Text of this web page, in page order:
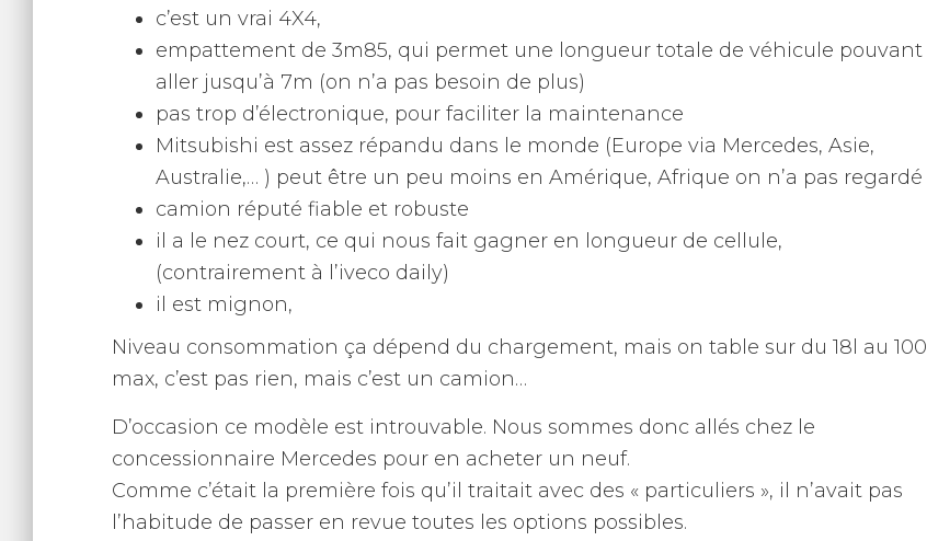
c’est un vrai 4X4,
empattement de 3m85, qui permet une longueur totale de véhicule pouvant
aller jusqu’à 7m (on n’a pas besoin de plus)
pas trop d’électronique, pour faciliter la maintenance
Mitsubishi est assez répandu dans le monde (Europe via Mercedes, Asie,
Australie,… ) peut être un peu moins en Amérique, Afrique on n’a pas regardé
camion réputé fiable et robuste
il a le nez court, ce qui nous fait gagner en longueur de cellule,
(contrairement à l’iveco daily)
il est mignon,
Niveau consommation ça dépend du chargement, mais on table sur du 18l au 100
max, c’est pas rien, mais c’est un camion…
D’occasion ce modèle est introuvable. Nous sommes donc allés chez le
concessionnaire Mercedes pour en acheter un neuf.
Comme c’était la première fois qu’il traitait avec des « particuliers », il n’avait pas
l’habitude de passer en revue toutes les options possibles.